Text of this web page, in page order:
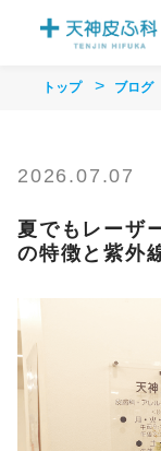
トップ ブログ
2026.07.07
夏でもレーザ
の特徴と紫外